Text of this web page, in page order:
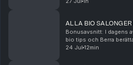
ALLA BIO SALONGER
Bonusavsnitt: I dagens
bio tips och Berra
Sveriges bästa kaffe
24 Jul 12min